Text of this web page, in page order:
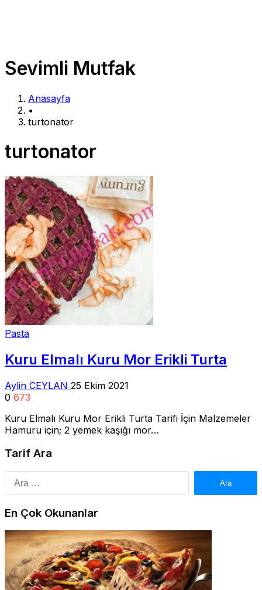
Sevimli Mutfak
Anasayfa
•
turtonator
turtonator
Pasta
Kuru Elmalı Kuru Mor Erikli Turta
Aylin CEYLAN 25 Ekim 2021
0 673
Kuru Elmalı Kuru Mor Erikli Turta Tarifi İçin Malzemeler
Hamuru için; 2 yemek kaşığı mor…
Tarif Ara
En Çok Okunanlar